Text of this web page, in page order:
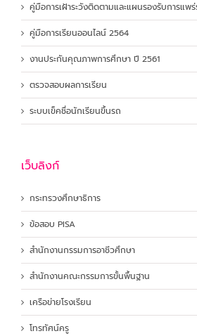
คู่มือการเฝ้าระวังติดตามและแผนรองรับการแพร่
คู่มือการเรียนออนไลน์ 2564
งานประกันคุณภาพการศึกษา ปี 2561
ตรวจสอบผลการเรียน
ระบบเข็คชื่อนักเรียนขึ้นรถ
เว็บลิงก์
กระทรวงศึกษาธิการ
ข้อสอบ PISA
สำนักงานกรรมการอาชีวศึกษา
สำนักงานคณะกรรมการขั้นพื้นฐาน
เครือข่ายโรงเรียน
โทรทัศน์ครู